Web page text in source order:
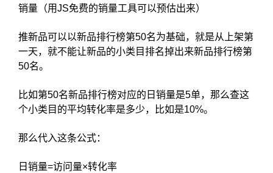
销量（用JS免费的销量工具可以预估出来）
推新品可以以新品排行榜第50名为基础，就是从上架第
一天，就不能让新品的小类目排名掉出来新品排行榜第
50名。
比如第50名新品排行榜对应的日销量是5单，那么查这
个小类目的平均转化率是多少，比如是10%。
那么代入这条公式：
日销量=访问量×转化率